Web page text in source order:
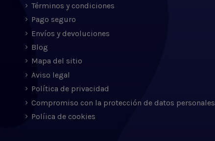
Términos y condiciones
Pago seguro
Envíos y devoluciones
Blog
Mapa del sitio
Aviso legal
Política de privacidad
Compromiso con la protección de datos personales
Políica de cookies